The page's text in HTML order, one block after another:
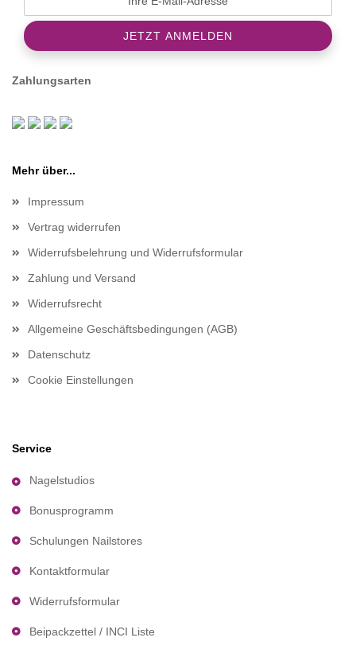
Zahlungsarten
Mehr über...
Impressum
Vertrag widerrufen
Widerrufsbelehrung und Widerrufsformular
Zahlung und Versand
Widerrufsrecht
Allgemeine Geschäftsbedingungen (AGB)
Datenschutz
Cookie Einstellungen
Service
Nagelstudios
Bonusprogramm
Schulungen Nailstores
Kontaktformular
Widerrufsformular
Beipackzettel / INCI Liste